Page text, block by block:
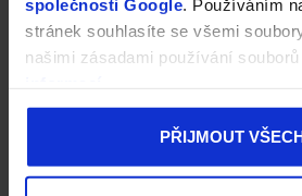
společnosti Google. Používáním
stránek souhlasíte se všemi
našimi zásadami používání
PŘIJMOUT